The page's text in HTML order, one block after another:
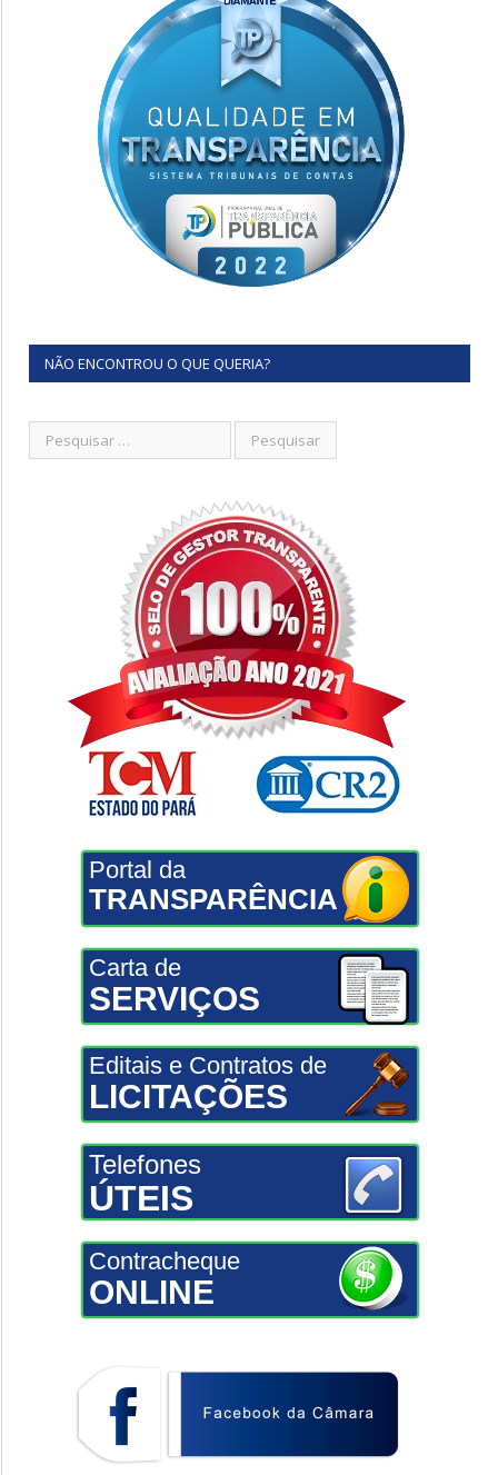
NÃO ENCONTROU O QUE QUERIA?
Portal da
TRANSPARÊNCIA
Carta de
SERVIÇOS
Editais e Contratos de
LICITAÇÕES
Telefones
ÚTEIS
Contracheque
ONLINE